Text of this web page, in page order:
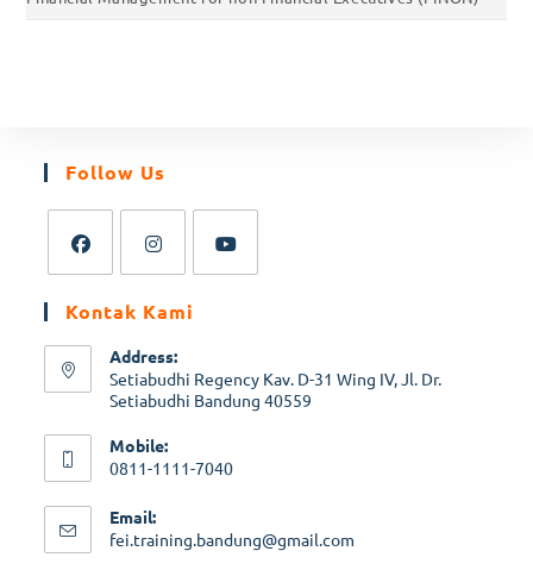
Follow Us
Kontak Kami
Address:
Setiabudhi Regency Kav. D-31 Wing IV, Jl. Dr.
Setiabudhi Bandung 40559
Mobile:
0811-1111-7040
Email:
fei.training.bandung@gmail.com